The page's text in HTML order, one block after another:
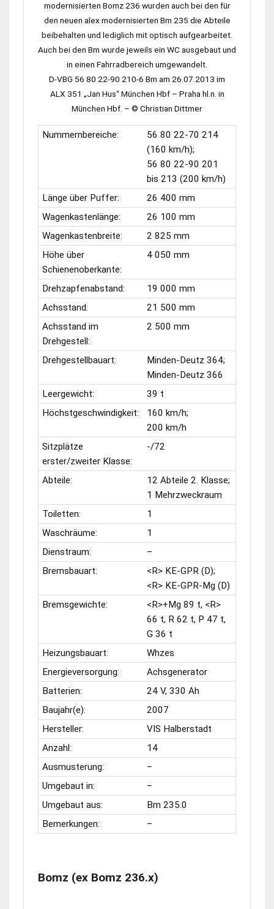
modernisierten Bomz 236 wurden auch bei den für
den neuen alex modernisierten Bm 235 die Abteile
beibehalten und lediglich mit optisch aufgearbeitet.
Auch bei den Bm wurde jeweils ein WC ausgebaut und
in einen Fahrradbereich umgewandelt.
D-VBG 56 80 22-90 210-6 Bm am 26.07.2013 im
ALX 351 „Jan Hus“München Hbf– Praha hl.n. in
München Hbf. – © Christian Dittmer
Nummernbereiche:
56 80 22-70 214
(160 km/h);
56 80 22-90 201
bis 213 (200 km/h)
Länge über Puffer:
26 400 mm
Wagenkastenlänge:
26 100 mm
Wagenkastenbreite:
2 825 mm
Höhe über
Schienenoberkante:
4 050 mm
Drehzapfenabstand:
19 000 mm
Achsstand:
21 500 mm
Achsstand im
Drehgestell:
2 500 mm
Drehgestellbauart:
Minden-Deutz 364;
Minden-Deutz 366
Leergewicht:
39 t
Höchstgeschwindigkeit:
160 km/h;
200 km/h
Sitzplätze
erster/zweiter Klasse:
-/72
Abteile:
12 Abteile 2. Klasse;
1 Mehrzweckraum
Toiletten:
1
Waschräume:
1
Dienstraum:
–
Bremsbauart:
<R> KE-GPR (D);
<R> KE-GPR-Mg (D)
Bremsgewichte:
<R>+Mg 89 t, <R>
66 t, R 62 t, P 47 t,
G 36 t
Heizungsbauart:
Whzes
Energieversorgung:
Achsgenerator
Batterien:
24 V, 330 Ah
Baujahr(e):
2007
Hersteller:
VIS Halberstadt
Anzahl:
14
Ausmusterung:
–
Umgebaut in:
–
Umgebaut aus:
Bm 235.0
Bemerkungen:
–
Bomz (ex Bomz 236.x)